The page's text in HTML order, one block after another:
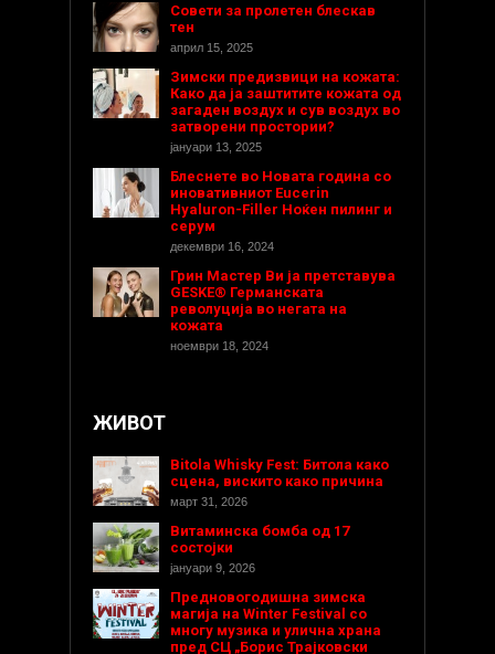
Совети за пролетен блескав
тен
април 15, 2025
Зимски предизвици на кожата:
Како да ја заштитите кожата од
загаден воздух и сув воздух во
затворени простории?
јануари 13, 2025
Блеснете во Новата година со
иновативниот Eucerin
Hyaluron-Filler Ноќен пилинг и
серум
декември 16, 2024
Грин Мастер Ви ја претставува
GESKE® Германската
револуција во негата на
кожата
ноември 18, 2024
ЖИВОТ
Bitola Whisky Fest: Битола како
сцена, вискито како причина
март 31, 2026
Витаминска бомба од 17
состојки
јануари 9, 2026
Предновогодишнa зимска
магија на Winter Festival со
многу музика и улична храна
пред СЦ „Борис Трајковски